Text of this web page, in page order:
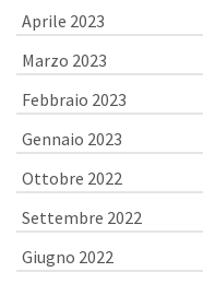
Aprile 2023
Marzo 2023
Febbraio 2023
Gennaio 2023
Ottobre 2022
Settembre 2022
Giugno 2022